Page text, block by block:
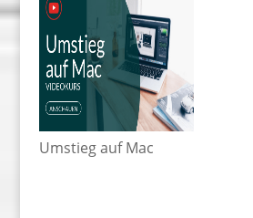
Umstieg auf Mac